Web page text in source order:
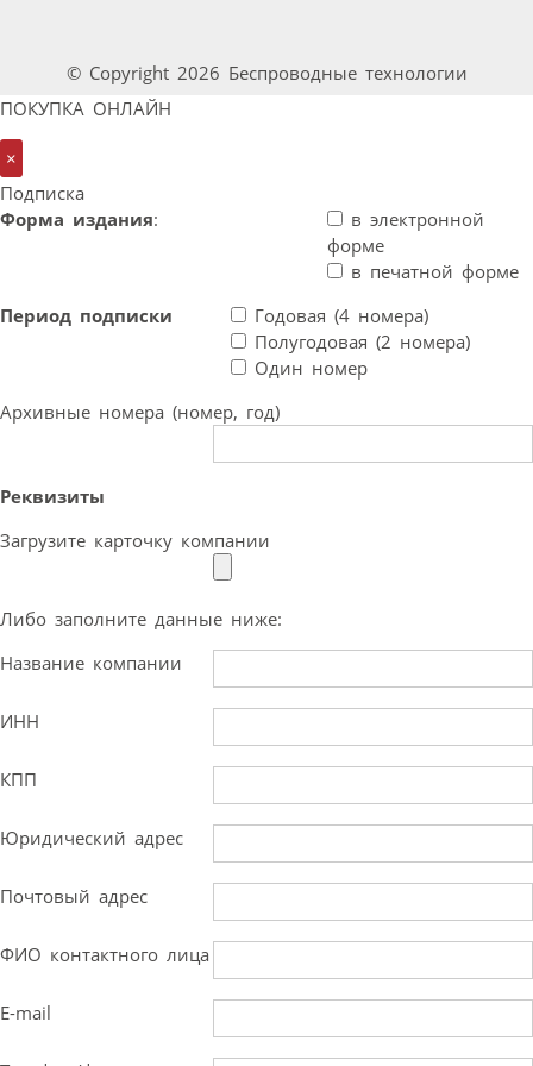
© Copyright 2026 Беспроводные технологии
ПОКУПКА ОНЛАЙН
×
Подписка
Форма издания:
в электронной
форме
в печатной форме
Период подписки
Годовая (4 номера)
Полугодовая (2 номера)
Один номер
Архивные номера (номер, год)
Реквизиты
Загрузите карточку компании
Либо заполните данные ниже:
Название компании
ИНН
КПП
Юридический адрес
Почтовый адрес
ФИО контактного лица
E-mail